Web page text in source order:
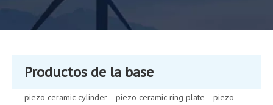
Productos de la base
piezo ceramic cylinder piezo ceramic ring plate
piezo